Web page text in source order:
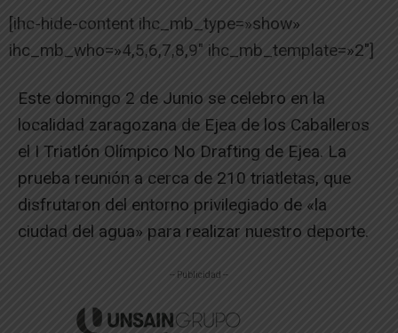
[ihc-hide-content ihc_mb_type=»show»
ihc_mb_who=»4,5,6,7,8,9″ ihc_mb_template=»2″]
Este domingo 2 de Junio se celebro en la
localidad zaragozana de Ejea de los Caballeros
el I Triatlón Olímpico No Drafting de Ejea. La
prueba reunión a cerca de 210 triatletas, que
disfrutaron del entorno privilegiado de «la
ciudad del agua» para realizar nuestro deporte.
-- Publicidad --